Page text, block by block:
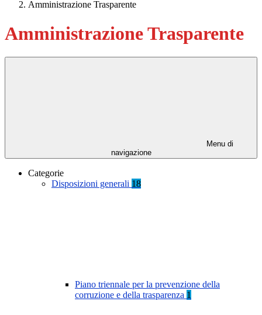
Amministrazione Trasparente
Amministrazione Trasparente
Menu di
navigazione
Categorie
Disposizioni generali 18
Piano triennale per la prevenzione della
corruzione e della trasparenza 1